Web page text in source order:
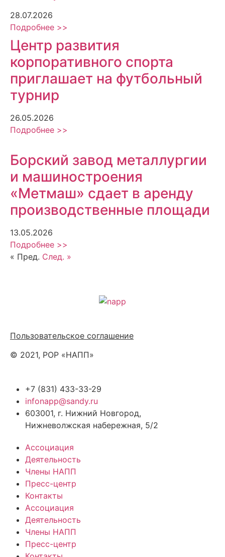
28.07.2026
Подробнее >>
Центр развития
корпоративного спорта
приглашает на футбольный
турнир
26.05.2026
Подробнее >>
Борский завод металлургии
и машиностроения
«Метмаш» сдает в аренду
производственные площади
13.05.2026
Подробнее >>
« Пред. След. »
Пользовательское соглашение
© 2021, РОР «НАПП»
+7 (831) 433-33-29
infonapp@sandy.ru
603001, г. Нижний Новгород,
Нижневолжская набережная, 5/2
Ассоциация
Деятельность
Члены НАПП
Пресс-центр
Контакты
Ассоциация
Деятельность
Члены НАПП
Пресс-центр